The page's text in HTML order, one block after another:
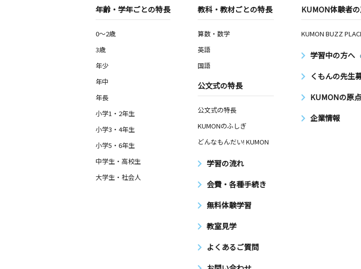
月 火 金
日
0歳～高校生
都の北学園前教室
金
東京都北区神谷２丁目２３－１３ プラザ神谷１
エコール浮間教室
金 土 日
東京都北区浮間３丁目２７－５ー１０１
赤羽ＷＥＳＴ教室
金 土
日
東京都板橋区小豆沢１丁目１－２１グローリア初
土 日
東京都北区浮間３丁目９－８ 大家ビル１Ｆ
年齢・学年ごとの特長
0～2歳
3歳
年少
年中
年長
小学1・2年生
小学3・4年生
小学5・6年生
中学生・高校生
大学生・社会人
教科・教材ごとの特長
算数・数学
英語
国語
公文式の特長
公文式の特長
KUMONのふしぎ
どんなもんだい! KUMON
学習の流れ
会費・各種手続き
無料体験学習
教室見学
よくあるご質問
KUMON体験者
KUMON BUZZ
学習中の方へ
くもんの先生
KUMONの原点
企業情報